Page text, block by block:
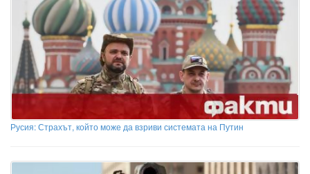
Русия: Страхът, който може да взриви системата на Путин